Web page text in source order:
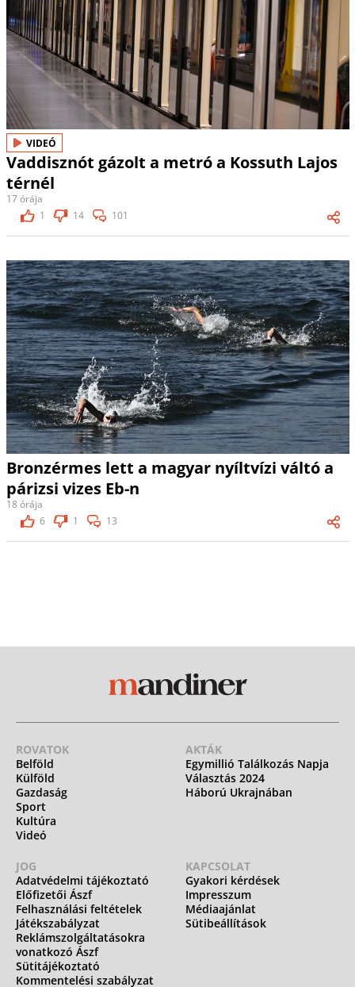
VIDEÓ
Vaddisznót gázolt a metró a Kossuth Lajos
térnél
17 órája
1
14 101
Bronzérmes lett a magyar nyíltvízi váltó a
párizsi vizes Eb-n
18 órája
6
1 13
ROVATOK
Belföld
Külföld
Gazdaság
Sport
Kultúra
Videó
AKTÁK
Egymillió Találkozás Napja
Választás 2024
Háború Ukrajnában
JOG
Adatvédelmi tájékoztató
Előfizetői Ászf
Felhasználási feltételek
Játékszabályzat
Reklámszolgáltatásokra
vonatkozó Ászf
Sütitájékoztató
Kommentelési szabályzat
KAPCSOLAT
Gyakori kérdések
Impresszum
Médiaajánlat
Sütibeállítások